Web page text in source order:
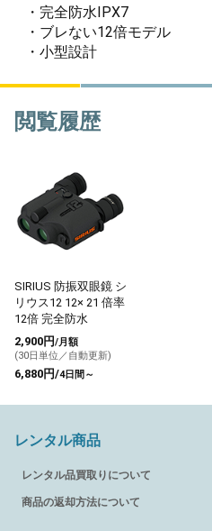
・完全防水IPX7
・ブレない12倍モデル
・小型設計
閲覧履歴
SIRIUS 防振双眼鏡 シ
リウス12 12× 21 倍率
12倍 完全防水
2,900円/月額
(30日単位／自動更新)
6,880円/4日間～
レンタル商品
レンタル品買取りについて
商品の返却方法について